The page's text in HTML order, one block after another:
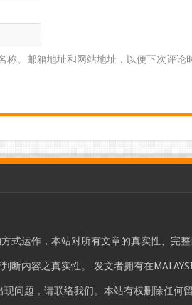
称、邮箱地址和网站地址，以便下次评论
式运作，本站对所有文章的真实性、完
断内容之真实性。 发文者拥有在
问题，请联络我们。本站有权删除任何